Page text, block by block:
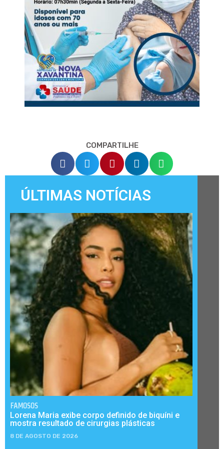
COMPARTILHE
ÚLTIMAS NOTÍCIAS
FAMOSOS
Lorena Maria exibe corpo definido de biquíni e
mostra resultado de cirurgias plásticas
8 DE AGOSTO DE 2026